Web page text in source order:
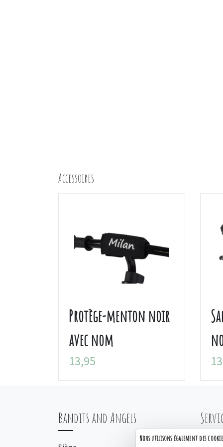
Accessoires
Protège-menton noir
avec nom
13,95
Bandits and Angels
Nous utilisons également des